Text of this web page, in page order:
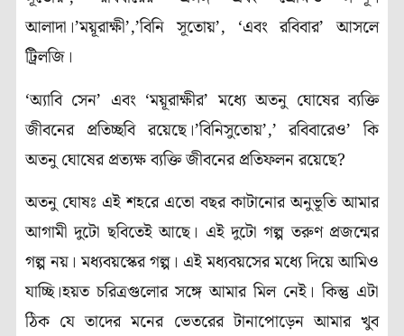
আলাদা।’ময়ূরাক্ষী’,’বিনি সূতোয়’, ‘এবং রবিবার’ আসলে
ট্রিলজি।
‘অ্যাবি সেন’ এবং ‘ময়ূরাক্ষীর’ মধ্যে অতনু ঘোষের ব্যক্তি
জীবনের প্রতিচ্ছবি রয়েছে।’বিনিসুতোয়’,’ রবিবারেও’ কি
অতনু ঘোষের প্রত্যক্ষ ব্যক্তি জীবনের প্রতিফলন রয়েছে?
অতনু ঘোষঃ এই শহরে এতো বছর কাটানোর অনুভূতি আমার
আগামী দুটো ছবিতেই আছে। এই দুটো গল্প তরুণ প্রজন্মের
গল্প নয়। মধ্যবয়স্কের গল্প। এই মধ্যবয়সের মধ্যে দিয়ে আমিও
যাচ্ছি।হয়ত চরিত্রগুলোর সঙ্গে আমার মিল নেই। কিন্তু এটা
ঠিক যে তাদের মনের ভেতরের টানাপোড়েন আমার খুব